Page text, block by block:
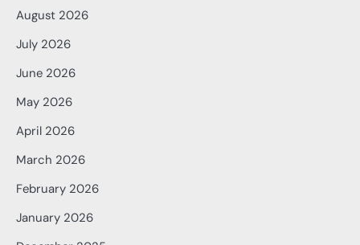
August 2026
July 2026
June 2026
May 2026
April 2026
March 2026
February 2026
January 2026